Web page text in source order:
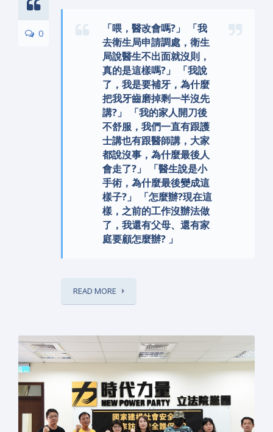
0
「喂，醫改會嗎?」 「我
去衛生局申請調處，衛生
局說醫生不出面就沒則，
真的是這樣嗎?」 「我說
了，我是要補牙，為什麼
把我牙齒磨掉剩一半沒先
講?」 「我的家人開刀後
不舒服，我們一直有跟護
士講也有跟醫師講，大家
都說沒事，為什麼最後人
會走了?」 「醫生說是小
手術，為什麼最後變成這
樣子?」 「怎麼辦?現在這
樣，之前的工作沒辦法做
了，我還有父母、還有家
庭要顧怎麼辦? 」
READ MORE